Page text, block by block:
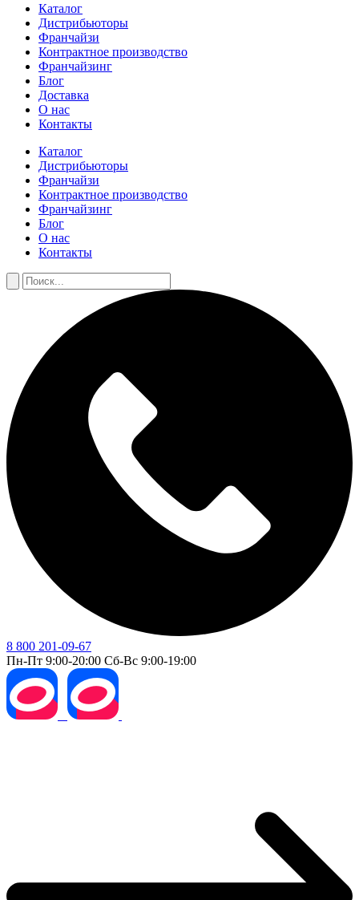
Каталог
Дистрибьюторы
Франчайзи
Контрактное производство
Франчайзинг
Блог
Доставка
О нас
Контакты
Каталог
Дистрибьюторы
Франчайзи
Контрактное производство
Франчайзинг
Блог
О нас
Контакты
8 800 201-09-67
Пн-Пт 9:00-20:00 Сб-Вс 9:00-19:00